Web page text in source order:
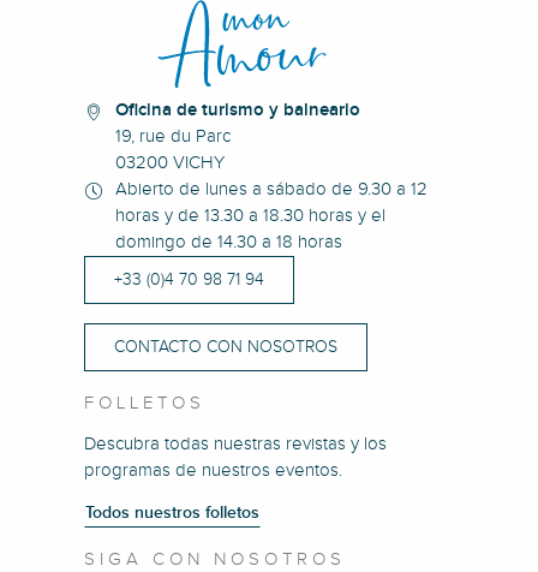
Oficina de turismo y balneario
19, rue du Parc
03200 VICHY
Abierto de lunes a sábado de 9.30 a 12
horas y de 13.30 a 18.30 horas y el
domingo de 14.30 a 18 horas
+33 (0)4 70 98 71 94
CONTACTO CON NOSOTROS
FOLLETOS
Descubra todas nuestras revistas y los
programas de nuestros eventos.
Todos nuestros folletos
SIGA CON NOSOTROS